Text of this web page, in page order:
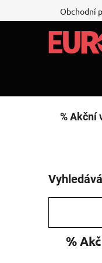
na
Obchodní
% Akční
o
s
r
kategorie
%